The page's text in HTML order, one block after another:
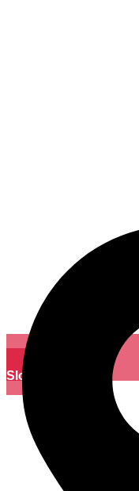
Slovácko
Let